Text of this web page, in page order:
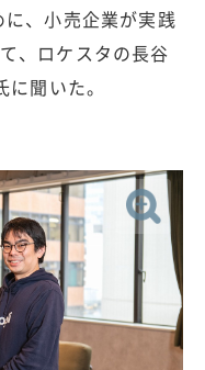
、小売企業が実践
、ロケスタの長谷
聞いた。